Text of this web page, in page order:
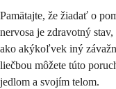
Pamätajte, že žiadať o
nervosa je zdravotný
ako akýkoľvek iný
liečbou môžete túto
jedlom a svojím telom.